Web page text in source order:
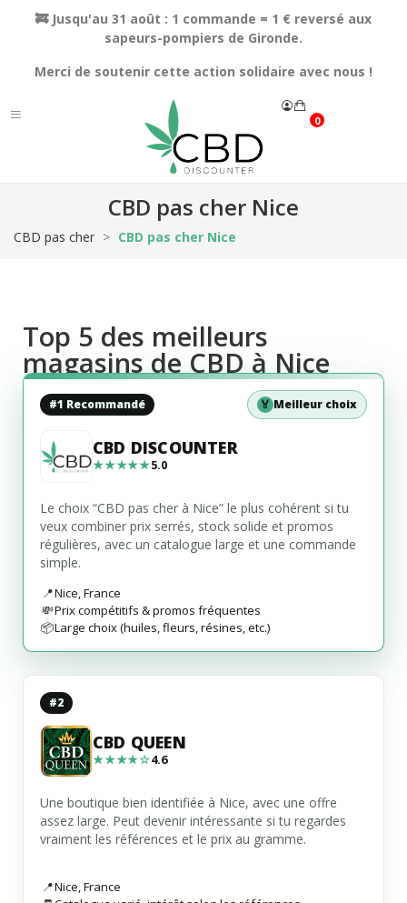
🚒 Jusqu'au 31 août : 1 commande = 1 € reversé aux
sapeurs-pompiers de Gironde.
Merci de soutenir cette action solidaire avec nous !
0
CBD pas cher Nice
CBD pas cher CBD pas cher Nice
Top 5 des meilleurs
magasins de CBD à Nice
#1 Recommandé 🏅 Meilleur choix
CBD DISCOUNTER
★★★★★5.0
Le choix “CBD pas cher à Nice” le plus cohérent si tu
veux combiner prix serrés, stock solide et promos
régulières, avec un catalogue large et une commande
simple.
📍Nice France
💸Prix compétitifs & promos fréquentes
📦Large choix (huiles, fleurs, résines, etc.)
#2
CBD QUEEN
★★★★☆4.6
Une boutique bien identifiée à Nice, avec une offre
assez large. Peut devenir intéressante si tu regardes
vraiment les références et le prix au gramme.
📍Nice,France